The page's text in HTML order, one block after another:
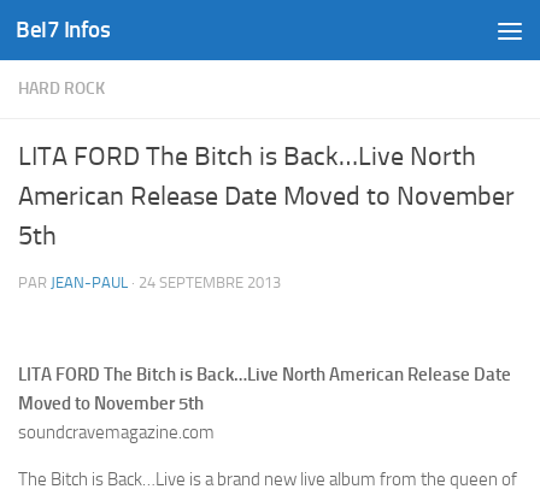
Skip to content
Bel7 Infos
HARD ROCK
LITA FORD The Bitch is Back…Live North
American Release Date Moved to November
5th
PAR JEAN-PAUL · 24 SEPTEMBRE 2013
LITA FORD The Bitch is Back…Live North American Release Date
Moved to November 5th
soundcravemagazine.com
The Bitch is Back…Live is a brand new live album from the queen of